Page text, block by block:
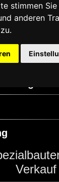
stimmen
anderen
Verkauf
Hersteller